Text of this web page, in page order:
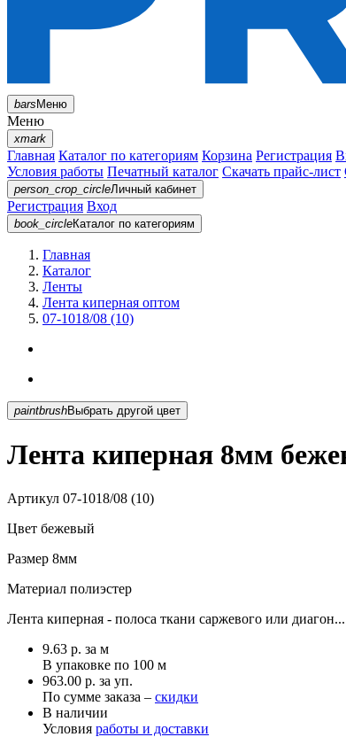
barsМеню
Меню
xmark
Главная Каталог по категориям Корзина Регистрация
Условия работы Печатный каталог Скачать прайс-лист
person_crop_circleЛичный кабинет
Регистрация Вход
book_circleКаталог по категориям
Главная
Каталог
Ленты
Лента киперная оптом
07-1018/08 (10)
paintbrush Выбрать другой цвет
Лента киперная 8мм
Артикул 07-1018/08 (10)
Цвет бежевый
Размер 8мм
Материал полиэстер
Лента киперная - полоса ткани саржевого или диагон...
9.63 р. за м
В упаковке по 100 м
963.00 р. за уп.
По сумме заказа – скидки
В наличии
Условия работы и доставки